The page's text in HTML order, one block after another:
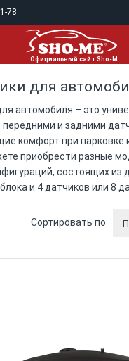
78
для
автомобиля – это
передними и задними
комфорт при парковке
приобрести разные
состоящих из
и 4 датчиков или 8
Сортировать по